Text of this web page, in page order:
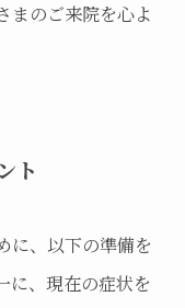
まのご来院を心よ
ト
に、以下の準備を
に、現在の症状を